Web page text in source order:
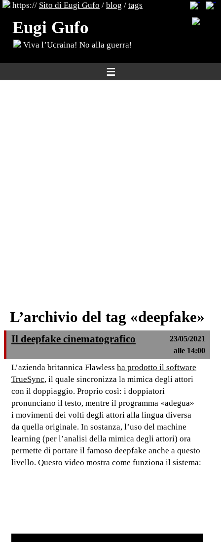
https:// Sito di Eugi Gufo / blog / tags
Eugi Gufo
Viva l’Ucraina! No alla guerra!
☰
L’archivio del tag «deepfake»
Il deepfake cinematografico
23/05/2021
alle 14:00
L’azienda britannica Flawless ha prodotto il software
TrueSync, il quale sincronizza la mimica degli attori
con il doppiaggio. Proprio così: i doppiatori
pronunciano il testo, mentre il programma «adegua»
i movimenti dei volti degli attori alla lingua diversa
da quella originale. In sostanza, l’uso del machine
learning (per l’analisi della mimica degli attori) ora
permette di portare il famoso deepfake anche a questo
livello. Questo video mostra come funziona il sistema: